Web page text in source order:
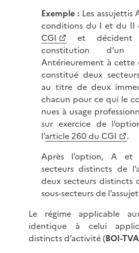
Exemple :Les assujettis
conditions du I et du II
CGI
et décident
constitution d’un
Antérieurement à
constitué deux
au titre de deux
chacun pour ce qui le
nues à usage
sur exercice de
l’article 260 du CGI
.
Après l’option, A et
secteurs distincts de
deux secteurs distincts
sous-secteurs de
Le régime applicable
identique à celui
distincts d’activité (BOI-